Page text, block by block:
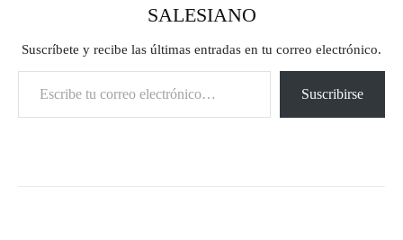
SALESIANO
Suscríbete y recibe las últimas entradas en tu correo electrónico.
Escribe tu correo electrónico…
Suscribirse